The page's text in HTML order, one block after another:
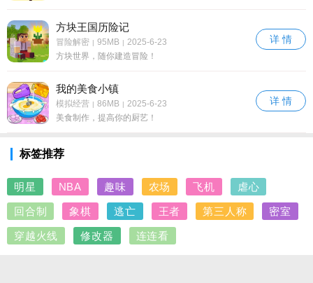
方块王国历险记
冒险解密 | 95MB | 2025-6-23
方块世界，随你建造冒险！
详 情
我的美食小镇
模拟经营 | 86MB | 2025-6-23
美食制作，提高你的厨艺！
详 情
标签推荐
明星 NBA 趣味 农场 飞机 虐心
回合制 象棋 逃亡 王者 第三人称 密室
穿越火线 修改器 连连看